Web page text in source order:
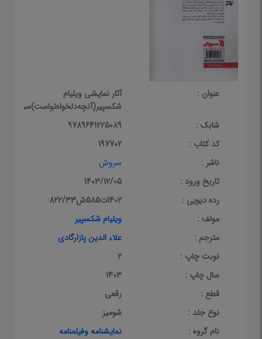
عنوان :
آثار نمایشی ویلیام
شکسپیر(آنچه‌دلخواه‌تواست)سروش
شابک :
9789641225089
کد کتاب :
197702
ناشر :
سروش
تاریخ ورود :
1403/12/05
رده دیویی :
1402ت585ش822/33
مولف :
ویلیام شکسپیر
مترجم :
علاء الدین پازارگادی
نوبت چاپ :
2
سال چاپ :
1403
قطع :
رقعی
نوع جلد :
شومیز
نام گروه :
نمایشنامه وفیلمنامه